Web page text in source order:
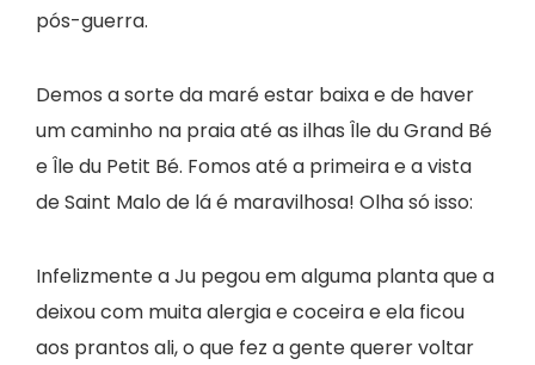
pós-guerra.
Demos a sorte da maré estar baixa e de haver
um caminho na praia até as ilhas Île du Grand Bé
e Île du Petit Bé. Fomos até a primeira e a vista
de Saint Malo de lá é maravilhosa! Olha só isso:
Infelizmente a Ju pegou em alguma planta que a
deixou com muita alergia e coceira e ela ficou
aos prantos ali, o que fez a gente querer voltar